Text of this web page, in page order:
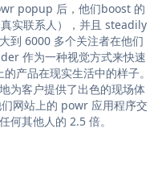
popup 后，他们boost 的
实联系人），并且 steadily
到 6000 多个关注者在他们
作为一种视觉方式来快速
产品在现实生活中的样子。
为客户提供了出色的现场体
网站上的 powr 应用程序交
何其他人的 2.5 倍。